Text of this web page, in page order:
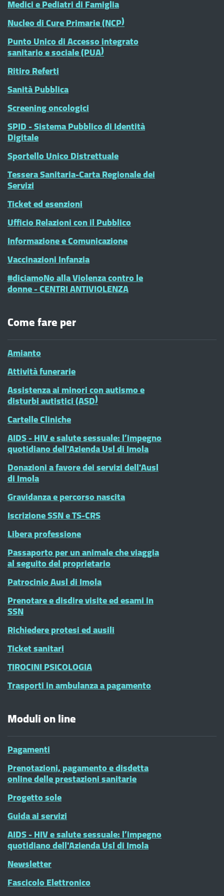
Medici e Pediatri di Famiglia
Nucleo di Cure Primarie (NCP)
Punto Unico di Accesso integrato
sanitario e sociale (PUA)
Ritiro Referti
Sanità Pubblica
Screening oncologici
SPID - Sistema Pubblico di Identità
Digitale
Sportello Unico Distrettuale
Tessera Sanitaria-Carta Regionale dei
Servizi
Ticket ed esenzioni
Ufficio Relazioni con il Pubblico
Informazione e Comunicazione
Vaccinazioni Infanzia
#diciamoNo alla Violenza contro le
donne - CENTRI ANTIVIOLENZA
Come fare per
Amianto
Attività funerarie
Assistenza ai minori con autismo e
disturbi autistici (ASD)
Cartelle Cliniche
AIDS - HIV e salute sessuale: l’impegno
quotidiano dell'Azienda Usl di Imola
Donazioni a favore dei servizi dell'Ausl
di Imola
Gravidanza e percorso nascita
Iscrizione SSN e TS-CRS
Libera professione
Passaporto per un animale che viaggia
al seguito del proprietario
Patrocinio Ausl di Imola
Prenotare e disdire visite ed esami in
SSN
Richiedere protesi ed ausili
Ticket sanitari
TIROCINI PSICOLOGIA
Trasporti in ambulanza a pagamento
Moduli on line
Pagamenti
Prenotazioni, pagamento e disdetta
online delle prestazioni sanitarie
Progetto sole
Guida ai servizi
AIDS - HIV e salute sessuale: l’impegno
quotidiano dell'Azienda Usl di Imola
Newsletter
Fascicolo Elettronico